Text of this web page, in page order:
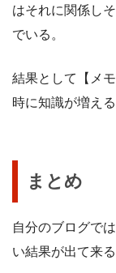
はそれに関係し
でいる。
結果として【メ
時に知識が増え
まとめ
自分のブログで
い結果が出て来